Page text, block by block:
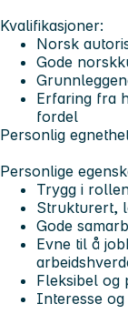
Kvalifikasjoner:
Norsk
Gode
Erfaring fra
fordel
Personlig
Personlige
Trygg i
Strukturert,
Gode
Evne til å
Fleksibel og
Interesse